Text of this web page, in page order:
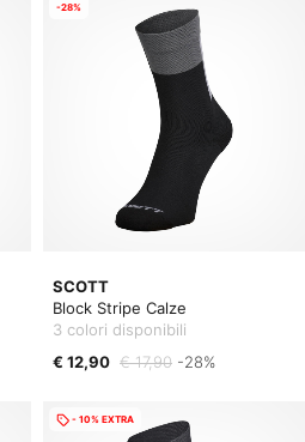
SCOTT
Block Stripe Calze
3 colori disponibili
€ 12,90 € 17,90 -28%
-28%
- 10% EXTRA